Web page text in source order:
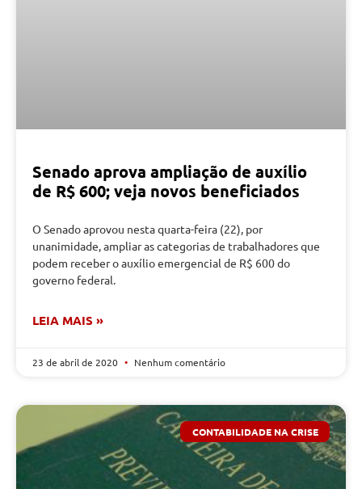
Senado aprova ampliação de auxílio
de R$ 600; veja novos beneficiados
O Senado aprovou nesta quarta-feira (22), por
unanimidade, ampliar as categorias de trabalhadores que
podem receber o auxílio emergencial de R$ 600 do
governo federal.
LEIA MAIS »
23 de abril de 2020 Nenhum comentário
CONTABILIDADE NA CRISE